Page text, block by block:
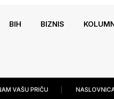
BIH BIZNIS
VAŠU PRIČU